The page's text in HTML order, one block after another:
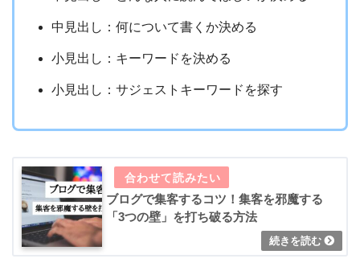
中見出し：何について書くか決める
小見出し：キーワードを決める
小見出し：サジェストキーワードを探す
ブログで集客するコツ！集客を邪魔する
「3つの壁」を打ち破る方法